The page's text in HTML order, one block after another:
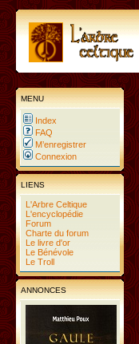
MENU
Index
FAQ
M’enregistrer
Connexion
LIENS
L'Arbre Celtique
L'encyclopédie
Forum
Charte du forum
Le livre d'or
Le Bénévole
Le Troll
ANNONCES